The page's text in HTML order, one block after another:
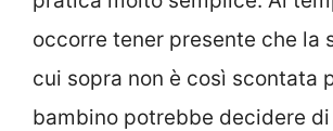
occorre tener presente che la
cui sopra non è così scontata
bambino potrebbe decidere